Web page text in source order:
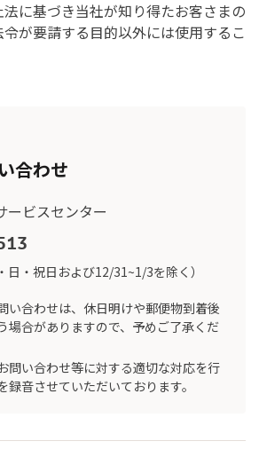
に基づき当社が知り得たお客さまの
が要請する目的以外には使用するこ
合わせ
ービスセンター
日・祝日および12/31~1/3を除く）
い合わせは、休日明けや郵便物到着後
場合がありますので、予めご了承くだ
問い合わせ等に対する適切な対応を行
録音させていただいております。